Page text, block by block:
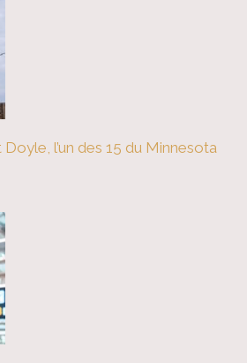
l’un des 15 du Minnesota